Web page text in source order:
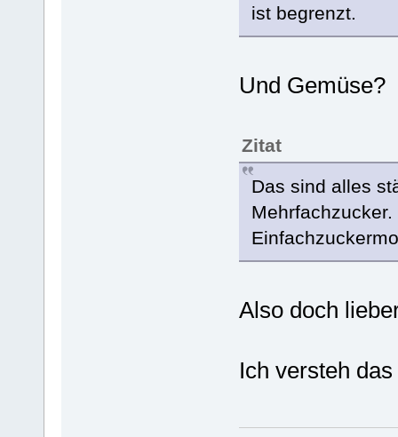
ist begrenzt.
Und Gemüse?
Zitat
Das sind alles
Also doch
Ich versteh